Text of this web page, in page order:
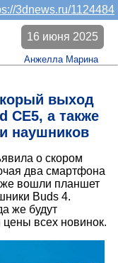
3dnews.ru/1124484
выход
CE5, а также
наушников
16 июня 2025
Анжелла Марина
о скором
два смартфона
вошли планшет
Buds 4.
же будут
всех новинок.